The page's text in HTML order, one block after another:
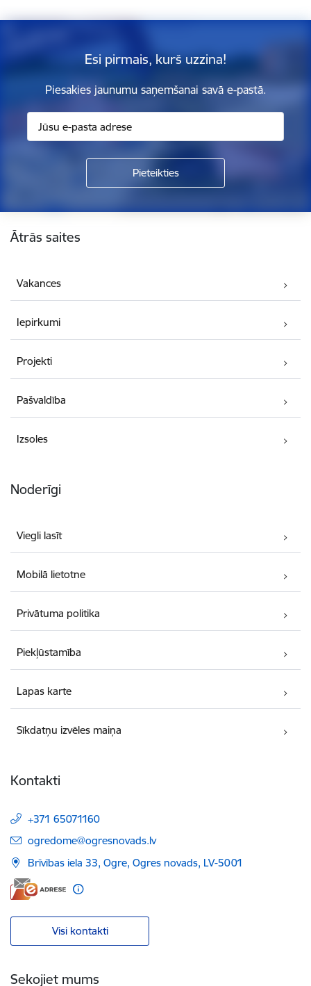
Esi pirmais, kurš uzzina!
Piesakies jaunumu saņemšanai savā e-pastā.
Ātrās saites
Vakances
Iepirkumi
Projekti
Pašvaldība
Izsoles
Noderīgi
Viegli lasīt
Mobilā lietotne
Privātuma politika
Piekļūstamība
Lapas karte
Sīkdatņu izvēles maiņa
Kontakti
+371 65071160
E-pasts:
ogredome@ogresnovads.lv
Brīvības iela 33, Ogre, Ogres novads, LV-5001
Visi kontakti
Sekojiet mums